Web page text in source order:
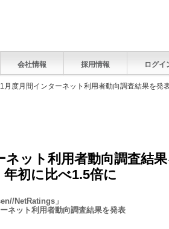
会社情報 採用情報 ログイ
月度月間インターネット利用者動向調査結果を発
ネット利用者動向調査結
初に比べ1.5倍に
NetRatings」
ネット利用者動向調査結果を発表